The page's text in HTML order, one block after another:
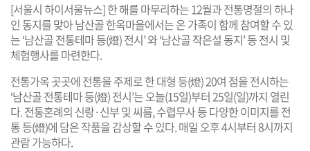
[서울시 하이서울뉴스] 한 해를 마무리하는 12월과 전통명절의 하나
인 동지를 맞아 남산골 한옥마을에서는 온 가족이 함께 참여할 수 있
는 ‘남산골 전통테마 등(燈) 전시’ 와 ‘남산골 작은설 동지’ 등 전시 및
체험행사를 마련한다.
전통가옥 곳곳에 전통을 주제로 한 대형 등(燈) 20여 점을 전시하는
‘남산골 전통테마 등(燈) 전시’는 오늘(15일)부터 25일(일)까지 열린
다. 전통혼례의 신랑·신부 및 씨름, 수렵무사 등 다양한 이미지를 전
통 등(燈)에 담은 작품을 감상할 수 있다. 매일 오후 4시부터 8시까지
관람 가능하다.